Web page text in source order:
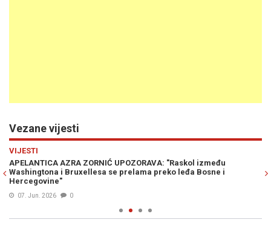
Vezane vijesti
VIJESTI
APELANTICA AZRA ZORNIĆ UPOZORAVA: "Raskol između
Washingtona i Bruxellesa se prelama preko leđa Bosne i
Hercegovine"
07. Jun. 2026 0